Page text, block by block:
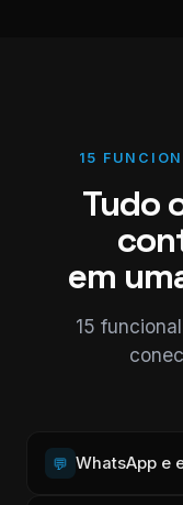
15
Tudo
em
15
💬 WhatsApp e